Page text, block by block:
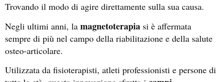
Trovando il modo di agire direttamente sulla sua causa.
Negli ultimi anni, la magnetoterapia si è affermata
sempre di più nel campo della riabilitazione e della salute
osteo-articolare.
Utilizzata da fisioterapisti, atleti professionisti e persone di